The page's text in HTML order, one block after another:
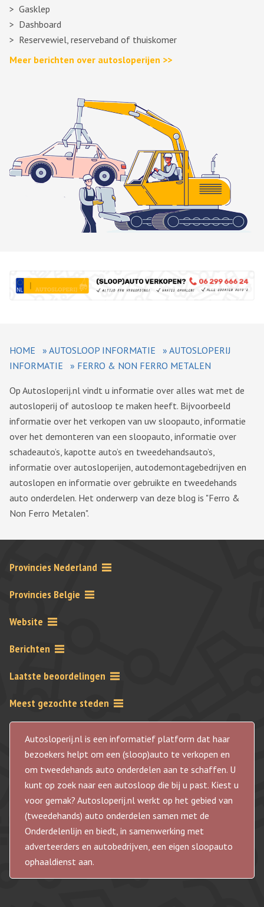
Gasklep
Dashboard
Reservewiel, reserveband of thuiskomer
Meer berichten over autosloperijen >>
HOME » AUTOSLOOP INFORMATIE » AUTOSLOPERIJ
INFORMATIE
» FERRO & NON FERRO METALEN
Op Autosloperij.nl vindt u informatie over alles wat met de
autosloperij of autosloop te maken heeft. Bijvoorbeeld
informatie over het verkopen van uw sloopauto, informatie
over het demonteren van een sloopauto, informatie over
schadeauto’s, kapotte auto’s en tweedehandsauto’s,
informatie over autosloperijen, autodemontagebedrijven en
autoslopen en informatie over gebruikte en tweedehands
auto onderdelen. Het onderwerp van deze blog is "Ferro &
Non Ferro Metalen".
Provincies Nederland
Provincies Belgie
Website
Berichten
Laatste beoordelingen
Meest gezochte steden
Autosloperij.nl is een informatief platform dat haar
bezoekers helpt om een (sloop)auto te verkopen en
om tweedehands auto onderdelen aan te schaffen. U
kunt op zoek naar een autosloop die bij u past. Kiest u
voor gemak? Autosloperij.nl werkt op het gebied van
(tweedehands) auto onderdelen samen met de
Onderdelenlijn en biedt, in samenwerking met
adverteerders en autobedrijven, een eigen sloopauto
ophaaldienst aan.